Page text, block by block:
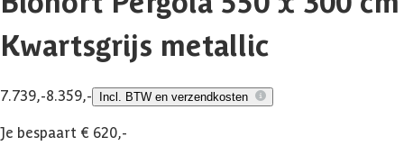
Kwartsgrijs metallic
7.739,-8.359,- Incl. BTW en verzendkosten
Je bespaart € 620,-